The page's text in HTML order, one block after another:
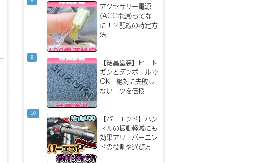
アクセサリー電源
(ACC電源)ってな
に！？配線の特定方
法
【結晶塗装】ヒート
ガンとダンボールで
OK！絶対に失敗し
ないコツを伝授
【バーエンド】ハン
ドルの振動軽減にも
効果アリ！バーエン
ドの役割や選び方